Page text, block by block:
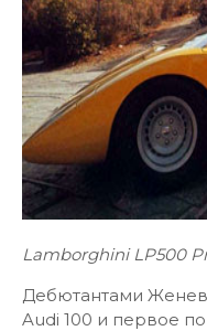
Lamborghini LP500
Дебютантами
Audi 100 и первое